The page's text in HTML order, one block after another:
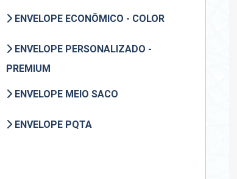
ENVELOPE ECONÔMICO - COLOR
ENVELOPE PERSONALIZADO -
PREMIUM
ENVELOPE MEIO SACO
ENVELOPE PQTA